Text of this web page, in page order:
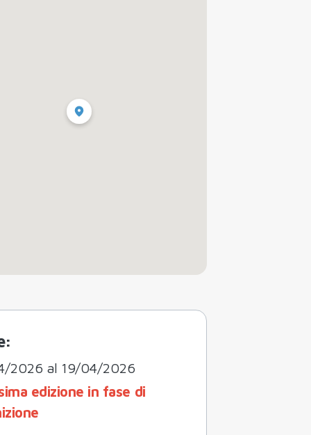
2026 al 19/04/2026
edizione in fase di